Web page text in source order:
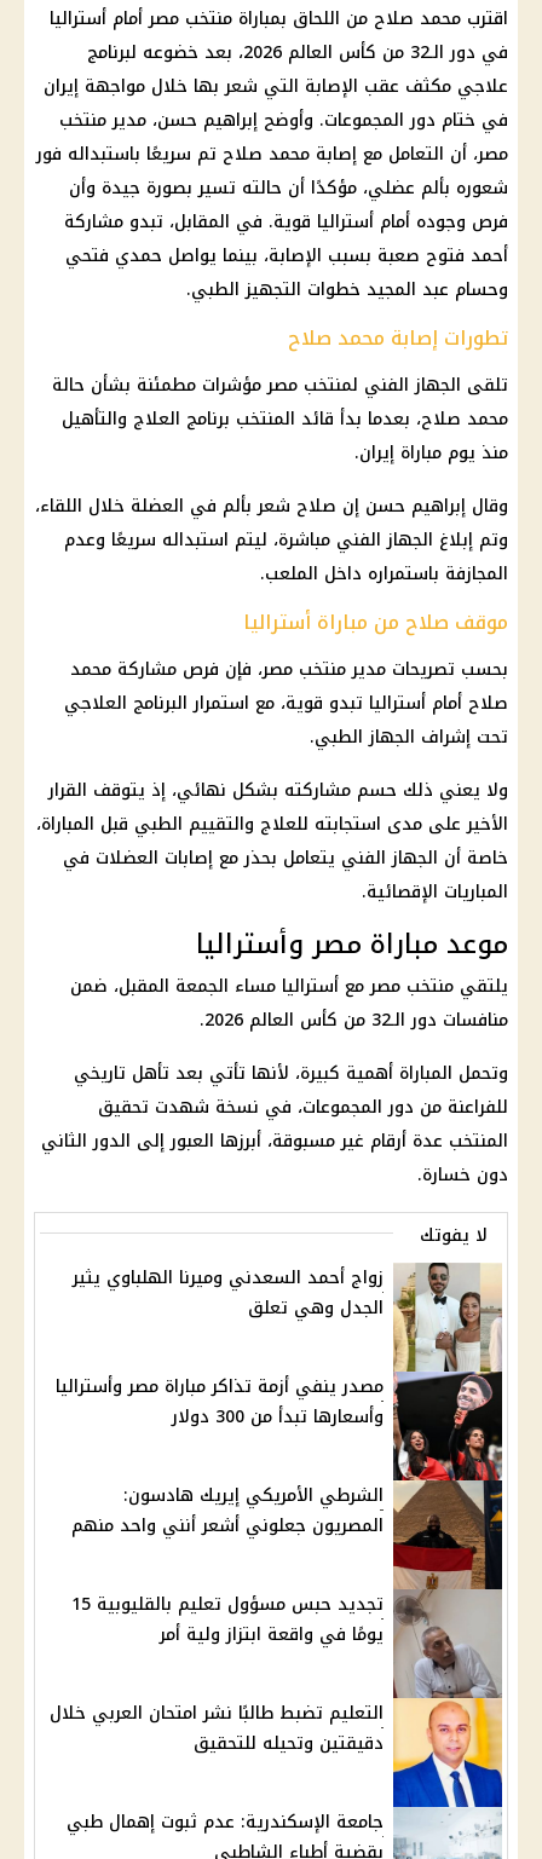
اقترب محمد صلاح من اللحاق بمباراة منتخب مصر أمام أستراليا
في دور الـ32 من كأس العالم 2026، بعد خضوعه لبرنامج
علاجي مكثف عقب الإصابة التي شعر بها خلال مواجهة إيران
في ختام دور المجموعات. وأوضح إبراهيم حسن، مدير منتخب
مصر، أن التعامل مع إصابة محمد صلاح تم سريعًا باستبداله فور
شعوره بألم عضلي، مؤكدًا أن حالته تسير بصورة جيدة وأن
فرص وجوده أمام أستراليا قوية. في المقابل، تبدو مشاركة
أحمد فتوح صعبة بسبب الإصابة، بينما يواصل حمدي فتحي
وحسام عبد المجيد خطوات التجهيز الطبي.
تطورات إصابة محمد صلاح
تلقى الجهاز الفني لمنتخب مصر مؤشرات مطمئنة بشأن حالة
محمد صلاح، بعدما بدأ قائد المنتخب برنامج العلاج والتأهيل
منذ يوم مباراة إيران.
وقال إبراهيم حسن إن صلاح شعر بألم في العضلة خلال اللقاء،
وتم إبلاغ الجهاز الفني مباشرة، ليتم استبداله سريعًا وعدم
المجازفة باستمراره داخل الملعب.
موقف صلاح من مباراة أستراليا
بحسب تصريحات مدير منتخب مصر، فإن فرص مشاركة محمد
صلاح أمام أستراليا تبدو قوية، مع استمرار البرنامج العلاجي
تحت إشراف الجهاز الطبي.
ولا يعني ذلك حسم مشاركته بشكل نهائي، إذ يتوقف القرار
الأخير على مدى استجابته للعلاج والتقييم الطبي قبل المباراة،
خاصة أن الجهاز الفني يتعامل بحذر مع إصابات العضلات في
المباريات الإقصائية.
موعد مباراة مصر وأستراليا
يلتقي منتخب مصر مع أستراليا مساء الجمعة المقبل، ضمن
منافسات دور الـ32 من كأس العالم 2026.
وتحمل المباراة أهمية كبيرة، لأنها تأتي بعد تأهل تاريخي
للفراعنة من دور المجموعات، في نسخة شهدت تحقيق
المنتخب عدة أرقام غير مسبوقة، أبرزها العبور إلى الدور الثاني
دون خسارة.
لا يفوتك
زواج أحمد السعدني وميرنا الهلباوي يثير
الجدل وهي تعلق
مصدر ينفي أزمة تذاكر مباراة مصر وأستراليا
وأسعارها تبدأ من 300 دولار
الشرطي الأمريكي إيريك هادسون:
المصريون جعلوني أشعر أنني واحد منهم
تجديد حبس مسؤول تعليم بالقليوبية 15
يومًا في واقعة ابتزاز ولية أمر
التعليم تضبط طالبًا نشر امتحان العربي خلال
دقيقتين وتحيله للتحقيق
جامعة الإسكندرية: عدم ثبوت إهمال طبي
بقضية أطباء الشاطبي